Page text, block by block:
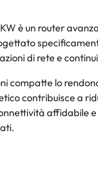
è un router
di rete e
compatte lo
contribuisce a
affidabile